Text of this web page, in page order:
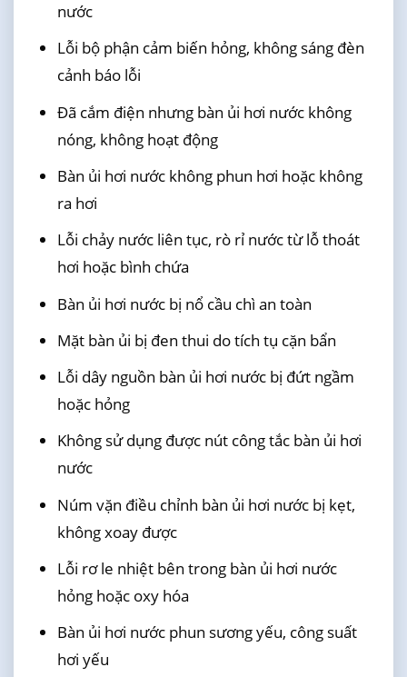
nước
Lỗi bộ phận cảm biến hỏng, không sáng đèn
cảnh báo lỗi
Đã cắm điện nhưng bàn ủi hơi nước không
nóng, không hoạt động
Bàn ủi hơi nước không phun hơi hoặc không
ra hơi
Lỗi chảy nước liên tục, rò rỉ nước từ lỗ thoát
hơi hoặc bình chứa
Bàn ủi hơi nước bị nổ cầu chì an toàn
Mặt bàn ủi bị đen thui do tích tụ cặn bẩn
Lỗi dây nguồn bàn ủi hơi nước bị đứt ngầm
hoặc hỏng
Không sử dụng được nút công tắc bàn ủi hơi
nước
Núm vặn điều chỉnh bàn ủi hơi nước bị kẹt,
không xoay được
Lỗi rơ le nhiệt bên trong bàn ủi hơi nước
hỏng hoặc oxy hóa
Bàn ủi hơi nước phun sương yếu, công suất
hơi yếu